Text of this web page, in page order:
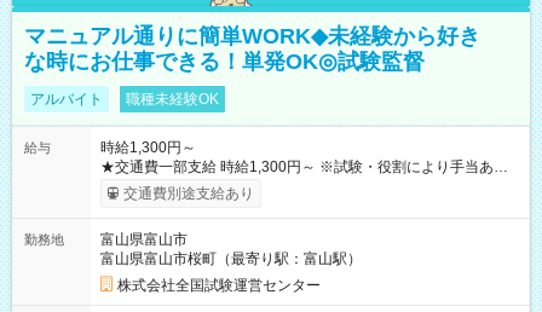
マニュアル通りに簡単WORK◆未経験から好き
な時にお仕事できる！単発OK◎試験監督
アルバイト 職種未経験OK
給与
時給1,300円～
★交通費一部支給 時給1,300円～ ※試験・役割により手当あり
※勤務回数により昇給あり 【即給（前払い）オプションあ
り！】 希望される場合、勤務から1週間ほどで給与の一部を受け
例】 ・河合塾模擬試験 8:30～17:30（休憩1時間） 時給1,300円
×8時間＝日収10,400円＋交通費 ※当日の役割により時給＋100
円の場合あり ・国家試験 7:00～13:30（休憩なし） 時給1,300
円（役割手当＋100円）×6時間＝日収8,400円＋交通費 【試用期
交通費別途支給あり
勤務地
富山県富山市
富山県富山市桜町（最寄り駅：富山駅）
株式会社全国試験運営センター